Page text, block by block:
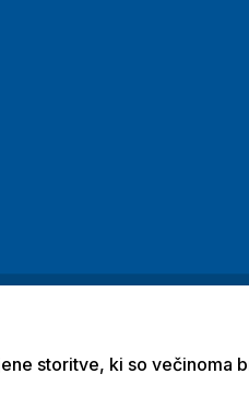
storitve, ki so večinoma